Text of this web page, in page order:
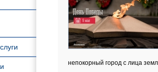
непокорный город с лица